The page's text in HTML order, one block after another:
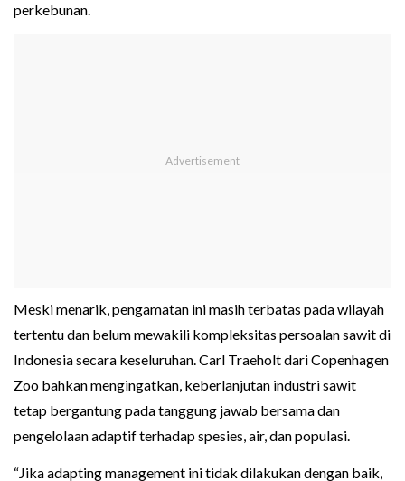
perkebunan.
Meski menarik, pengamatan ini masih terbatas pada wilayah
tertentu dan belum mewakili kompleksitas persoalan sawit di
Indonesia secara keseluruhan. Carl Traeholt dari Copenhagen
Zoo bahkan mengingatkan, keberlanjutan industri sawit
tetap bergantung pada tanggung jawab bersama dan
pengelolaan adaptif terhadap spesies, air, dan populasi.
“Jika adapting management ini tidak dilakukan dengan baik,